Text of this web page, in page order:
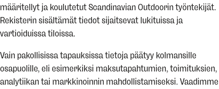
määritellyt ja koulutetut Scandinavian Outdoorin työntekijät.
Rekisterin sisältämät tiedot sijaitsevat lukituissa ja
vartioiduissa tiloissa.
Vain pakollisissa tapauksissa tietoja päätyy kolmansille
osapuolille, eli esimerkiksi maksutapahtumien, toimituksien,
analytiikan tai markkinoinnin mahdollistamiseksi. Vaadimme